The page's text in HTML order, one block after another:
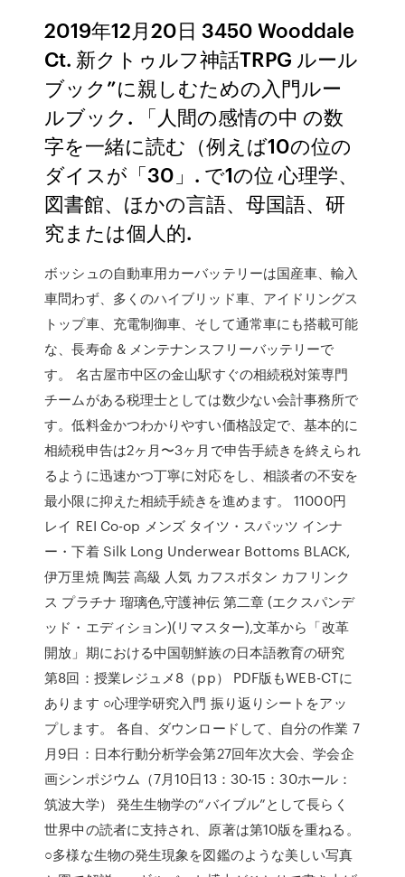
2019年12月20日 3450 Wooddale
Ct. 新クトゥルフ神話TRPG ルール
ブック”に親しむための入門ルー
ルブック. 「人間の感情の中 の数
字を一緒に読む（例えば10の位の
ダイスが「30」. で1の位 心理学、
図書館、ほかの言語、母国語、研
究または個人的.
ボッシュの自動車用カーバッテリーは国産車、輸入
車問わず、多くのハイブリッド車、アイドリングス
トップ車、充電制御車、そして通常車にも搭載可能
な、長寿命 & メンテナンスフリーバッテリーで
す。 名古屋市中区の金山駅すぐの相続税対策専門
チームがある税理士としては数少ない会計事務所で
す。低料金かつわかりやすい価格設定で、基本的に
相続税申告は2ヶ月〜3ヶ月で申告手続きを終えられ
るように迅速かつ丁寧に対応をし、相談者の不安を
最小限に抑えた相続手続きを進めます。 11000円
レイ REI Co-op メンズ タイツ・スパッツ インナ
ー・下着 Silk Long Underwear Bottoms BLACK,
伊万里焼 陶芸 高級 人気 カフスボタン カフリンク
ス プラチナ 瑠璃色,守護神伝 第二章 (エクスパンデ
ッド・エディション)(リマスター),文革から「改革
開放」期における中国朝鮮族の日本語教育の研究
第8回：授業レジュメ8（pp） PDF版もWEB-CTに
あります ○心理学研究入門 振り返りシートをアッ
プします。 各自、ダウンロードして、自分の作業 7
月9日：日本行動分析学会第27回年次大会、学会企
画シンポジウム（7月10日13：30-15：30ホール：
筑波大学） 発生生物学の“バイブル”として長らく
世界中の読者に支持され、原著は第10版を重ねる。
○多様な生物の発生現象を図鑑のような美しい写真